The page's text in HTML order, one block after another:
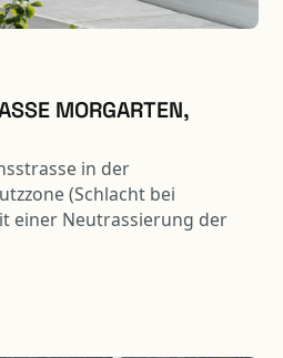
MORGARTEN,
in der
(Schlacht bei
einer Neutrassierung der
konnte eine
erreicht werden.